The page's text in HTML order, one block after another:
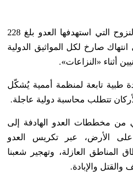
وذكر أن عدد مراكز النزوح التي استهدفها العدو بلغ 228
صارخ لكل المواثيق الدولية
أثناء «النزاعات».
طبية تابعة لمنظمة أممية يُشكّل
تتطلب محاسبة دولية عاجلة.
من مخططات العدو الهادفة إلى
الأرض، عبر تكريس العدو
المناطق العازلة، وتهجير شعبنا
والإبادة.